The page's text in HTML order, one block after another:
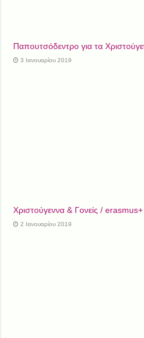
Παπουτσόδεντρο για τα
3 Ιανουαρίου 2019
Χριστούγεννα & Γονείς / erasmus+
2 Ιανουαρίου 2019